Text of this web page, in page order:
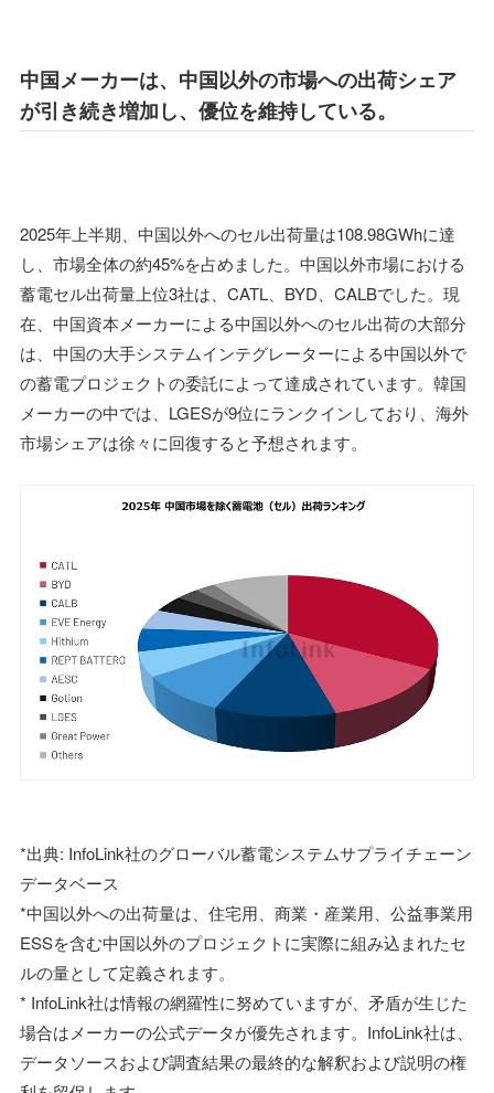
中国メーカーは、中国以外の市場への出荷シェア
が引き続き増加し、優位を維持している。
2025年上半期、中国以外へのセル出荷量は108.98GWhに達
し、市場全体の約45%を占めました。中国以外市場における
蓄電セル出荷量上位3社は、CATL、BYD、CALBでした。現
在、中国資本メーカーによる中国以外へのセル出荷の大部分
は、中国の大手システムインテグレーターによる中国以外で
の蓄電プロジェクトの委託によって達成されています。韓国
メーカーの中では、LGESが9位にランクインしており、海外
市場シェアは徐々に回復すると予想されます。
*出典: InfoLink社のグローバル蓄電システムサプライチェーン
データベース
*中国以外への出荷量は、住宅用、商業・産業用、公益事業用
ESSを含む中国以外のプロジェクトに実際に組み込まれたセ
ルの量として定義されます。
* InfoLink社は情報の網羅性に努めていますが、矛盾が生じた
場合はメーカーの公式データが優先されます。InfoLink社は、
データソースおよび調査結果の最終的な解釈および説明の権